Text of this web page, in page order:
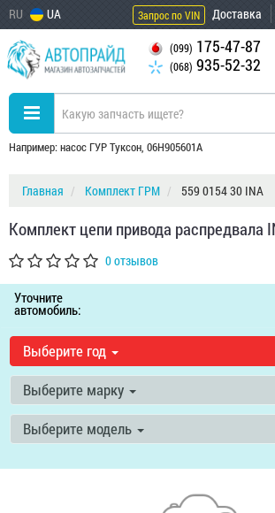
RU UA Запрос по VIN Доставка
(099) 175-47-87
(068) 935-52-32
Например: насос ГУР Туксон, 06H905601A
Главная Комплект ГРМ 559 0154 30 INA
Комплект цепи привода распредвала
0 отзывов
Уточните
автомобиль:
Выберите год
Выберите марку
Выберите модель